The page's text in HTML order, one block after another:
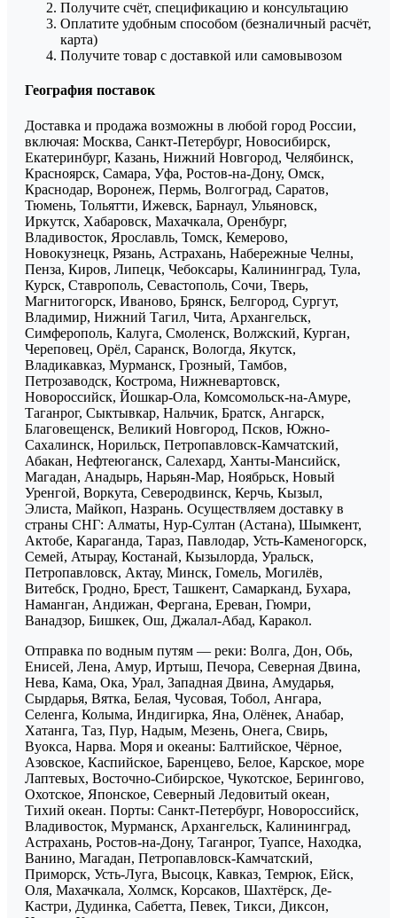
Получите счёт, спецификацию и консультацию
Оплатите удобным способом (безналичный расчёт,
карта)
Получите товар с доставкой или самовывозом
География поставок
Доставка и продажа возможны в любой город России,
включая: Москва, Санкт-Петербург, Новосибирск,
Екатеринбург, Казань, Нижний Новгород, Челябинск,
Красноярск, Самара, Уфа, Ростов-на-Дону, Омск,
Краснодар, Воронеж, Пермь, Волгоград, Саратов,
Тюмень, Тольятти, Ижевск, Барнаул, Ульяновск,
Иркутск, Хабаровск, Махачкала, Оренбург,
Владивосток, Ярославль, Томск, Кемерово,
Новокузнецк, Рязань, Астрахань, Набережные Челны,
Пенза, Киров, Липецк, Чебоксары, Калининград, Тула,
Курск, Ставрополь, Севастополь, Сочи, Тверь,
Магнитогорск, Иваново, Брянск, Белгород, Сургут,
Владимир, Нижний Тагил, Чита, Архангельск,
Симферополь, Калуга, Смоленск, Волжский, Курган,
Череповец, Орёл, Саранск, Вологда, Якутск,
Владикавказ, Мурманск, Грозный, Тамбов,
Петрозаводск, Кострома, Нижневартовск,
Новороссийск, Йошкар-Ола, Комсомольск-на-Амуре,
Таганрог, Сыктывкар, Нальчик, Братск, Ангарск,
Благовещенск, Великий Новгород, Псков, Южно-
Сахалинск, Норильск, Петропавловск-Камчатский,
Абакан, Нефтеюганск, Салехард, Ханты-Мансийск,
Магадан, Анадырь, Нарьян-Мар, Ноябрьск, Новый
Уренгой, Воркута, Северодвинск, Керчь, Кызыл,
Элиста, Майкоп, Назрань. Осуществляем доставку в
страны СНГ: Алматы, Нур-Султан (Астана), Шымкент,
Актобе, Караганда, Тараз, Павлодар, Усть-Каменогорск,
Семей, Атырау, Костанай, Кызылорда, Уральск,
Петропавловск, Актау, Минск, Гомель, Могилёв,
Витебск, Гродно, Брест, Ташкент, Самарканд, Бухара,
Наманган, Андижан, Фергана, Ереван, Гюмри,
Ванадзор, Бишкек, Ош, Джалал-Абад, Каракол.
Отправка по водным путям — реки: Волга, Дон, Обь,
Енисей, Лена, Амур, Иртыш, Печора, Северная Двина,
Нева, Кама, Ока, Урал, Западная Двина, Амударья,
Сырдарья, Вятка, Белая, Чусовая, Тобол, Ангара,
Селенга, Колыма, Индигирка, Яна, Олёнек, Анабар,
Хатанга, Таз, Пур, Надым, Мезень, Онега, Свирь,
Вуокса, Нарва. Моря и океаны: Балтийское, Чёрное,
Азовское, Каспийское, Баренцево, Белое, Карское, море
Лаптевых, Восточно-Сибирское, Чукотское, Берингово,
Охотское, Японское, Северный Ледовитый океан,
Тихий океан. Порты: Санкт-Петербург, Новороссийск,
Владивосток, Мурманск, Архангельск, Калининград,
Астрахань, Ростов-на-Дону, Таганрог, Туапсе, Находка,
Ванино, Магадан, Петропавловск-Камчатский,
Приморск, Усть-Луга, Высоцк, Кавказ, Темрюк, Ейск,
Оля, Махачкала, Холмск, Корсаков, Шахтёрск, Де-
Кастри, Дудинка, Сабетта, Певек, Тикси, Диксон,